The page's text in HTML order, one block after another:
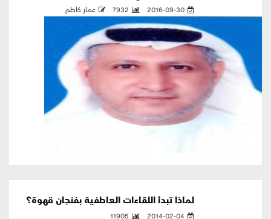
2016-09-30
7932 عمار كاظم
لماذا تبدأ اللقاءات العاطفية بفنجان قهوة؟
2014-02-04
11905